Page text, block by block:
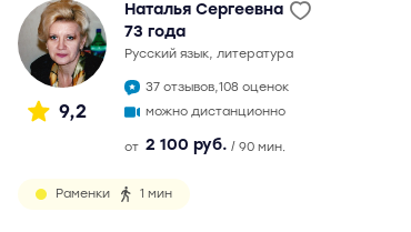
9,2
Наталья Сергеевна
73 года
русский язык, литература
37 отзывов,108 оценок
можно дистанционно
от 2 100 руб. / 90 мин.
Раменки 1 мин